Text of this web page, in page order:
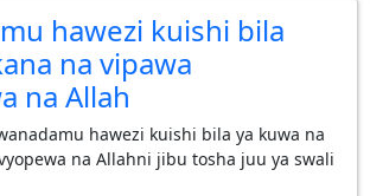
hawezi kuishi bila
na vipawa
na Allah
hawezi kuishi bila ya kuwa na
na Allahni jibu tosha juu ya swali